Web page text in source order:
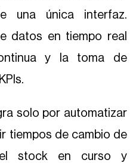
una única interfaz.
datos en tiempo real
y la toma de
solo por automatizar
tiempos de cambio de
el stock en curso y